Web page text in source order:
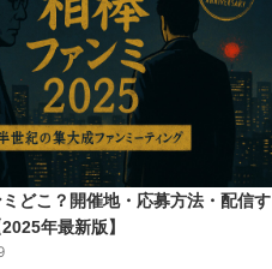
どこ？開催地・応募方法・配信す
年最新版】